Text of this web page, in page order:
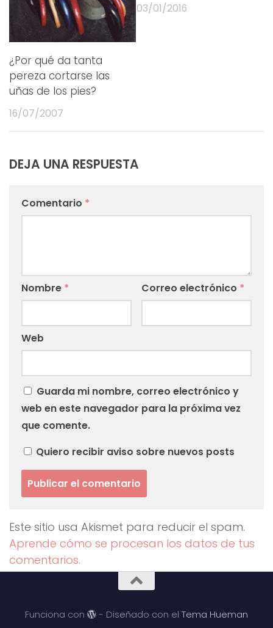
¿Por qué da tanta
pereza cortarse las
uñas de los pies?
16/07/2007
03/01/2016
DEJA UNA RESPUESTA
Comentario *
Nombre * Correo electrónico *
Web
Guarda mi nombre, correo electrónico y
web en este navegador para la próxima vez
que comente.
Quiero recibir aviso sobre nuevos posts
Este sitio usa Akismet para reducir el spam.
Aprende cómo se procesan los datos de tus
comentarios.
Funciona con - Diseñado con el Tema Hueman